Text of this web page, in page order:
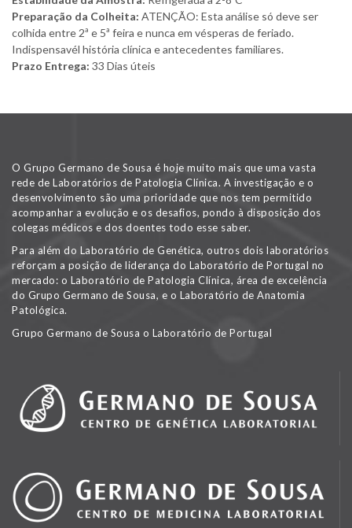
Preparação da Colheita: ATENÇÃO: Esta análise só deve ser
colhida entre 2ª e 5ª feira e nunca em vésperas de feriado.
Indispensavél história clínica e antecedentes familiares.
Prazo Entrega: 33 Dias úteis
O Grupo Germano de Sousa é hoje muito mais que uma vasta
rede de Laboratórios de Patologia Clínica. A investigação e o
desenvolvimento são uma prioridade que nos tem permitido
acompanhar a evolução e os desafios, pondo à disposição dos
colegas médicos e dos doentes todo esse saber.
Para além do Laboratório de Genética, outros dois laboratórios
reforçam a posição de liderança do Laboratório de Portugal no
mercado: o Laboratório de Patologia Clínica, área de excelência
do Grupo Germano de Sousa, e o Laboratório de Anatomia
Patológica.
Grupo Germano de Sousa o Laboratório de Portugal